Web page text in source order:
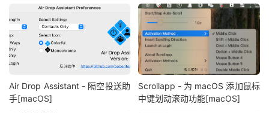
Air Drop Assistant - 隔空投送助
手[macOS]
Scrollapp - 为 macOS 添加鼠标
中键划动滚动功能[macOS]